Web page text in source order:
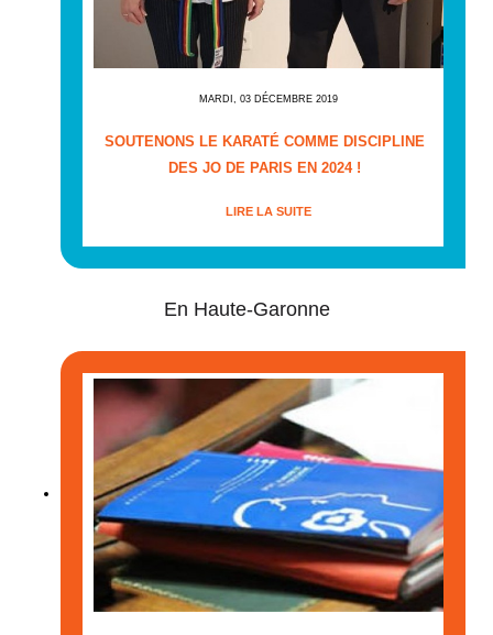
MARDI, 03 DÉCEMBRE 2019
SOUTENONS LE KARATÉ COMME DISCIPLINE
DES JO DE PARIS EN 2024 !
LIRE LA SUITE
En Haute-Garonne